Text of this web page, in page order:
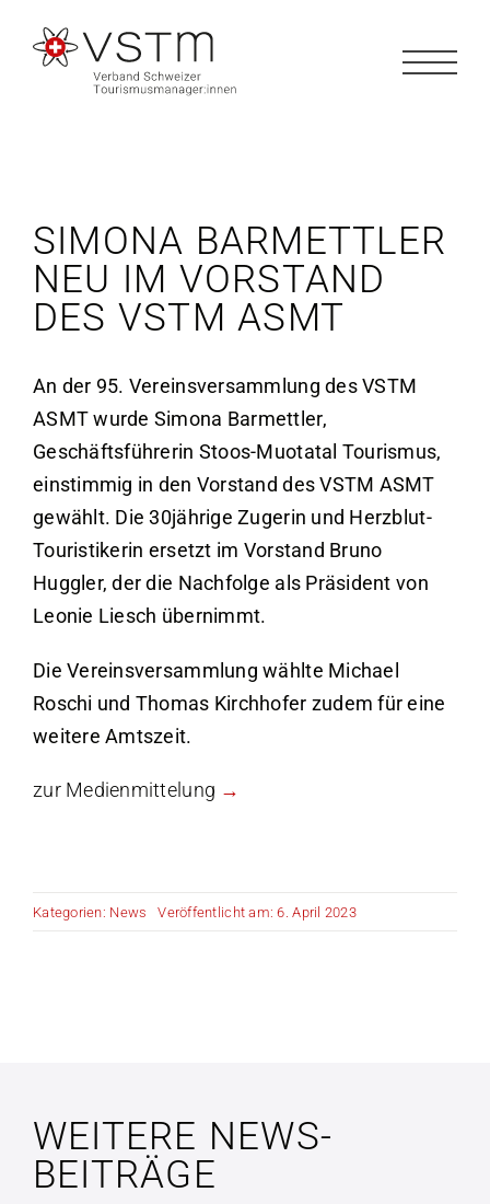
Inhalt
springen
SIMONA BARMETTLER
NEU IM VORSTAND
DES VSTM ASMT
An der 95. Vereinsversammlung des VSTM
ASMT wurde Simona Barmettler,
Geschäftsführerin Stoos-Muotatal Tourismus,
einstimmig in den Vorstand des VSTM ASMT
gewählt. Die 30jährige Zugerin und Herzblut-
Touristikerin ersetzt im Vorstand Bruno
Huggler, der die Nachfolge als Präsident von
Leonie Liesch übernimmt.
Die Vereinsversammlung wählte Michael
Roschi und Thomas Kirchhofer zudem für eine
weitere Amtszeit.
zur Medienmittelung
Kategorien: News Veröffentlicht am: 6. April 2023
WEITERE NEWS-
BEITRÄGE